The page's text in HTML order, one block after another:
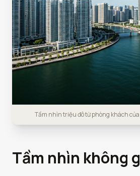
Tầm nhìn triệu đô từ phòng khách
Tầm nhìn không